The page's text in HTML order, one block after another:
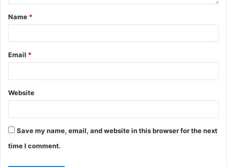
Name *
Email *
Website
Save my name, email, and website in this browser for the next
time I comment.